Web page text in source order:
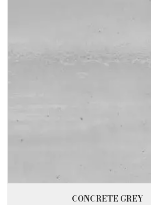
CONCRETE GREY